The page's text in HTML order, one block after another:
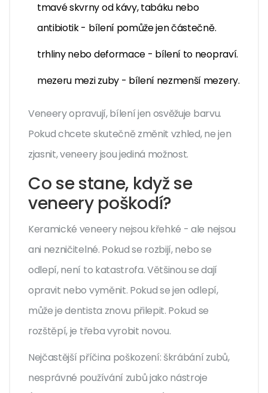
tmavé skvrny od kávy, tabáku nebo
antibiotik - bílení pomůže jen částečně.
trhliny nebo deformace - bílení to neopraví.
mezeru mezi zuby - bílení nezmenší mezery.
Veneery opravují, bílení jen osvěžuje barvu.
Pokud chcete skutečně změnit vzhled, ne jen
zjasnit, veneery jsou jediná možnost.
Co se stane, když se
veneery poškodí?
Keramické veneery nejsou křehké - ale nejsou
ani nezničitelné. Pokud se rozbijí, nebo se
odlepí, není to katastrofa. Většinou se dají
opravit nebo vyměnit. Pokud se jen odlepí,
může je dentista znovu přilepit. Pokud se
rozštěpí, je třeba vyrobit novou.
Nejčastější příčina poškození: škrábání zubů,
nesprávné používání zubů jako nástroje